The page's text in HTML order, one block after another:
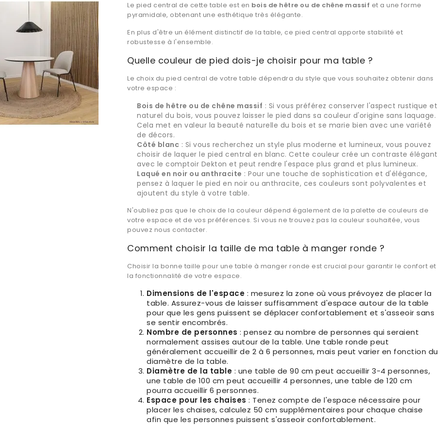
Le pied central de cette table est en bois de hêtre ou de chêne massif et a une forme
pyramidale, obtenant une esthétique très élégante.
En plus d'être un élément distinctif de la table, ce pied central apporte stabilité et
robustesse à l'ensemble.
Quelle couleur de pied dois-je choisir pour ma table ?
Le choix du pied central de votre table dépendra du style que vous souhaitez obtenir dans
votre espace :
Bois de hêtre ou de chêne massif : Si vous préférez conserver l'aspect rustique et
naturel du bois, vous pouvez laisser le pied dans sa couleur d'origine sans laquage.
Cela met en valeur la beauté naturelle du bois et se marie bien avec une variété
de décors.
Côté blanc : Si vous recherchez un style plus moderne et lumineux, vous pouvez
choisir de laquer le pied central en blanc. Cette couleur crée un contraste élégant
avec le comptoir Dekton et peut rendre l'espace plus grand et plus lumineux.
Laqué en noir ou anthracite : Pour une touche de sophistication et d'élégance,
pensez à laquer le pied en noir ou anthracite, ces couleurs sont polyvalentes et
ajoutent du style à votre table.
N'oubliez pas que le choix de la couleur dépend également de la palette de couleurs de
votre espace et de vos préférences. Si vous ne trouvez pas la couleur souhaitée, vous
pouvez nous contacter.
Comment choisir la taille de ma table à manger ronde ?
Choisir la bonne taille pour une table à manger ronde est crucial pour garantir le confort et
la fonctionnalité de votre espace.
Dimensions de l'espace : mesurez la zone où vous prévoyez de placer la
table. Assurez-vous de laisser suffisamment d'espace autour de la table
pour que les gens puissent se déplacer confortablement et s'asseoir sans
se sentir encombrés.
Nombre de personnes : pensez au nombre de personnes qui seraient
normalement assises autour de la table. Une table ronde peut
généralement accueillir de 2 à 6 personnes, mais peut varier en fonction du
diamètre de la table.
Diamètre de la table : une table de 90 cm peut accueillir 3-4 personnes,
une table de 100 cm peut accueillir 4 personnes, une table de 120 cm
pourra accueillir 6 personnes.
Espace pour les chaises : Tenez compte de l'espace nécessaire pour
placer les chaises, calculez 50 cm supplémentaires pour chaque chaise
afin que les personnes puissent s'asseoir confortablement.